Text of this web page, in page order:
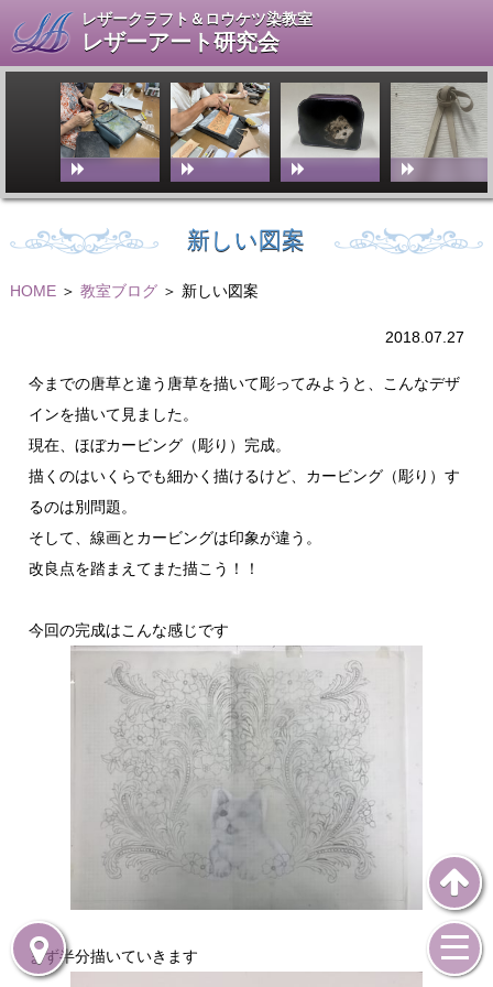
レザークラフト＆ロウケツ染教室
レザーアート研究会
新しい図案
HOME＞ 教室ブログ＞ 新しい図案
2018.07.27
今までの唐草と違う唐草を描いて彫ってみようと、こんなデザ
インを描いて見ました。
現在、ほぼカービング（彫り）完成。
描くのはいくらでも細かく描けるけど、カービング（彫り）す
るのは別問題。
そして、線画とカービングは印象が違う。
改良点を踏まえてまた描こう！！
今回の完成はこんな感じです
まず半分描いていきます